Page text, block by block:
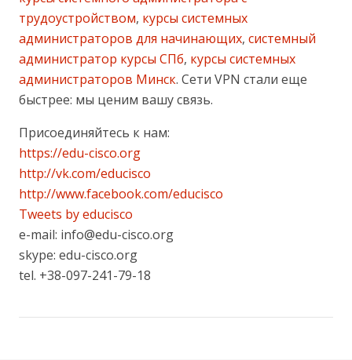
трудоустройством, курсы системных
администраторов для начинающих, системный
администратор курсы СПб, курсы системных
администраторов Минск. Cети VPN стали еще
быстрее: мы ценим вашу связь.
Присоединяйтесь к нам:
https://edu-cisco.org
http://vk.com/educisco
http://www.facebook.com/educisco
Tweets by educisco
e-mail: info@edu-cisco.org
skype: edu-cisco.org
tel. +38-097-241-79-18